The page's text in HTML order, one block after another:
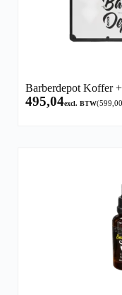
Barberdepot Koffer
495,04excl. BTW(599,00